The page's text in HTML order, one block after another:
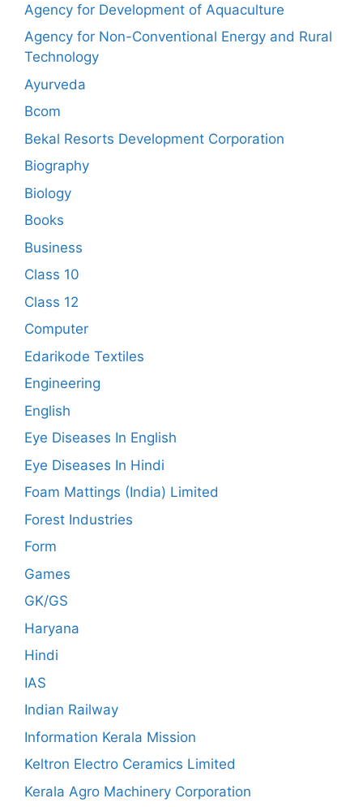
Agency for Development of Aquaculture
Agency for Non-Conventional Energy and Rural
Technology
Ayurveda
Bcom
Bekal Resorts Development Corporation
Biography
Biology
Books
Business
Class 10
Class 12
Computer
Edarikode Textiles
Engineering
English
Eye Diseases In English
Eye Diseases In Hindi
Foam Mattings (India) Limited
Forest Industries
Form
Games
GK/GS
Haryana
Hindi
IAS
Indian Railway
Information Kerala Mission
Keltron Electro Ceramics Limited
Kerala Agro Machinery Corporation